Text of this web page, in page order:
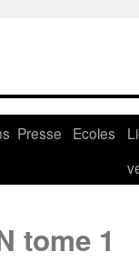
Presse Ecoles
tome 1